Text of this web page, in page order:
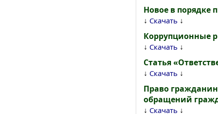
Новое в порядке
↓ Скачать ↓
Коррупционные
↓ Скачать ↓
Статья
↓ Скачать ↓
Право
обращений
↓ Скачать ↓